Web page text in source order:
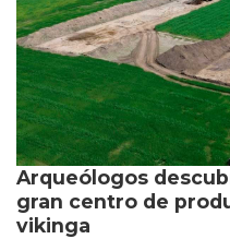
Arqueólogos
gran centro de
vikinga